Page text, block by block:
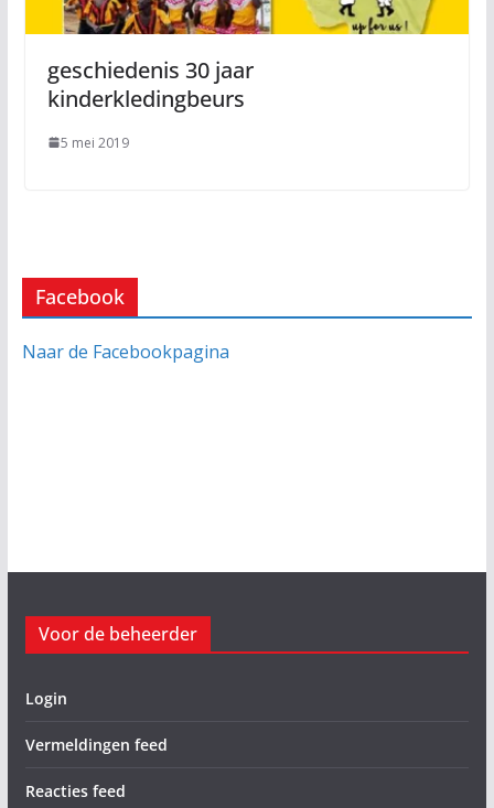
geschiedenis 30 jaar
kinderkledingbeurs
5 mei 2019
Facebook
Naar de Facebookpagina
Voor de beheerder
Login
Vermeldingen feed
Reacties feed